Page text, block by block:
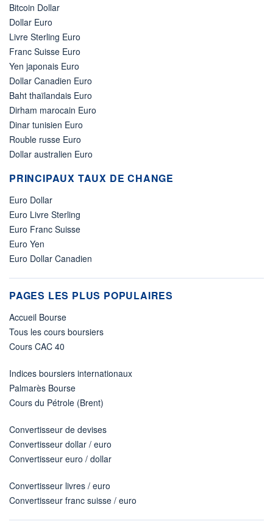
Bitcoin Dollar
Dollar Euro
Livre Sterling Euro
Franc Suisse Euro
Yen japonais Euro
Dollar Canadien Euro
Baht thaïlandais Euro
Dirham marocain Euro
Dinar tunisien Euro
Rouble russe Euro
Dollar australien Euro
PRINCIPAUX TAUX DE CHANGE
Euro Dollar
Euro Livre Sterling
Euro Franc Suisse
Euro Yen
Euro Dollar Canadien
PAGES LES PLUS POPULAIRES
Accueil Bourse
Tous les cours boursiers
Cours CAC 40
Indices boursiers internationaux
Palmarès Bourse
Cours du Pétrole (Brent)
Convertisseur de devises
Convertisseur dollar / euro
Convertisseur euro / dollar
Convertisseur livres / euro
Convertisseur franc suisse / euro